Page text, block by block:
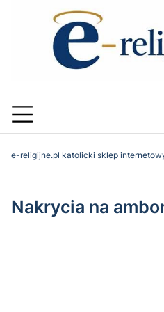
e-religijne.pl katolicki sklep
Nakrycia na